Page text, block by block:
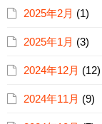
2025年2月 (1)
2025年1月 (3)
2024年12月 (12)
2024年11月 (9)